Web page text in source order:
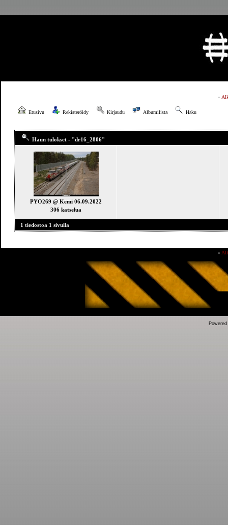
»
Etusivu Rekisteröidy Kirjaudu Albumilista Haku
Haun tulokset - "dr16_2806"
PYO269 @ Kemi 06.09.2022
306 katselua
1 tiedostoa 1 sivulla
»